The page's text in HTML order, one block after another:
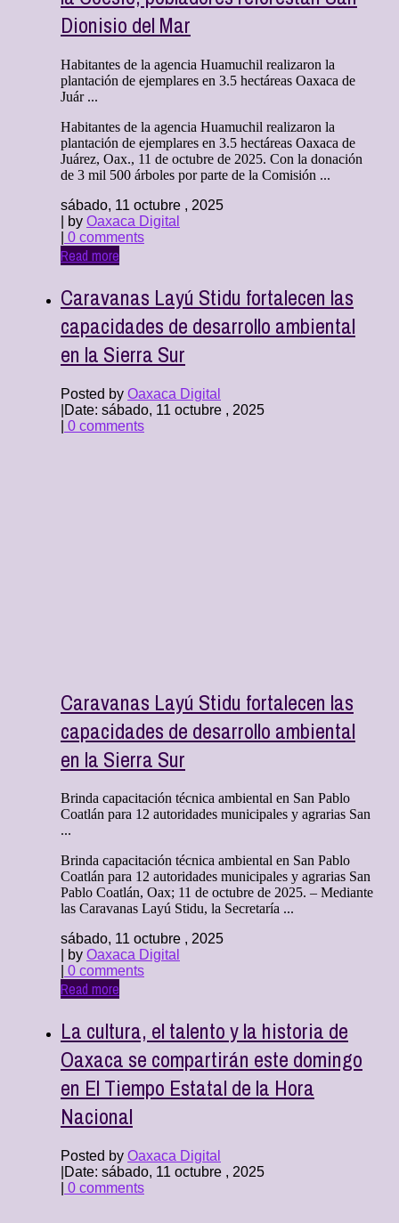
Dionisio del Mar
Habitantes de la agencia Huamuchil realizaron la
plantación de ejemplares en 3.5 hectáreas Oaxaca de
Juár ...
Habitantes de la agencia Huamuchil realizaron la
plantación de ejemplares en 3.5 hectáreas Oaxaca de
Juárez, Oax., 11 de octubre de 2025. Con la donación
de 3 mil 500 árboles por parte de la Comisión ...
sábado, 11 octubre , 2025
| by Oaxaca Digital
0 comments
Read more
Caravanas Layú Stidu fortalecen las
capacidades de desarrollo ambiental
en la Sierra Sur
Posted by Oaxaca Digital
Date: sábado, 11 octubre , 2025
0 comments
Caravanas Layú Stidu fortalecen las
capacidades de desarrollo ambiental
en la Sierra Sur
Brinda capacitación técnica ambiental en San Pablo
Coatlán para 12 autoridades municipales y agrarias San
...
Brinda capacitación técnica ambiental en San Pablo
Coatlán para 12 autoridades municipales y agrarias San
Pablo Coatlán, Oax; 11 de octubre de 2025. – Mediante
las Caravanas Layú Stidu, la Secretaría ...
sábado, 11 octubre , 2025
| by Oaxaca Digital
0 comments
Read more
La cultura, el talento y la historia de
Oaxaca se compartirán este domingo
en El Tiempo Estatal de la Hora
Nacional
Posted by Oaxaca Digital
Date: sábado, 11 octubre , 2025
0 comments